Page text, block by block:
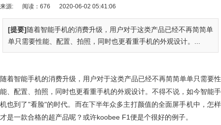
来源: 阅读：676 2020-06-02 05:41:06
[提要]随着智能手机的消费升级，用户对于这类产品已经不再简简单
单只需要性能、配置、拍照，同时也更看重手机的外观设计。...
随着智能手机的消费升级，用户对于这类产品已经不再简简单单只需要性
能、配置、拍照，同时也更看重手机的外观设计。不得不说，如今智能手
机也到了"看脸"的时代。而在下半年众多主打颜值的全面屏手机中，怎样
才是一款合格的超产品呢？或许koobee F1便是个很好的例子。